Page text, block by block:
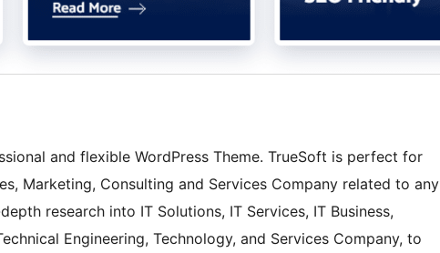
and flexible WordPress Theme. TrueSoft is perfect for
Marketing, Consulting and Services Company related to any
research into IT Solutions, IT Services, IT Business,
Engineering, Technology, and Services Company, to